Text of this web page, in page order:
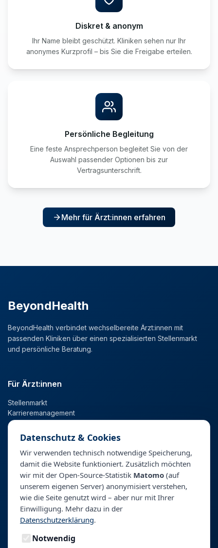
Diskret & anonym
Ihr Name bleibt geschützt. Kliniken sehen nur Ihr
anonymes Kurzprofil – bis Sie die Freigabe erteilen.
Persönliche Begleitung
Eine feste Ansprechperson begleitet Sie von der
Auswahl passender Optionen bis zur
Vertragsunterschrift.
Mehr für Ärzt:innen erfahren
BeyondHealth
BeyondHealth verbindet wechselbereite Ärzt:innen mit
passenden Kliniken über einen spezialisierten Stellenmarkt
und persönliche Beratung.
Für Ärzt:innen
Stellenmarkt
Karrieremanagement
Talentpool
Personalberatung & Direktsuche
Unternehmen
Datenschutz & Cookies
Wir verwenden technisch notwendige Speicherung,
damit die Website funktioniert. Zusätzlich möchten
wir mit der Open-Source-Statistik Matomo (auf
unserem eigenen Server) anonymisiert verstehen,
wie die Seite genutzt wird – aber nur mit Ihrer
Einwilligung. Mehr dazu in der
Datenschutzerklärung.
Notwendig